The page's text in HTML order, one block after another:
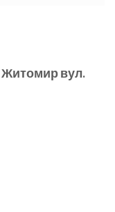
Житомир вул.